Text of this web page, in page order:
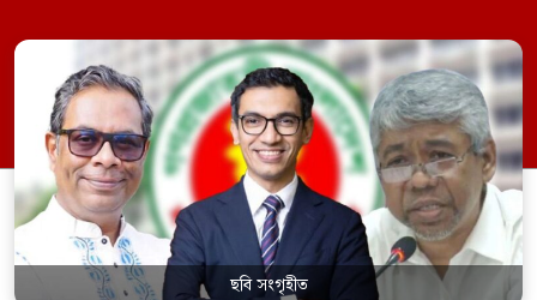
কল্যাণমন্ত্রী এবং সদস্য সচিব থাকবেন স্বাস্থ্য ও
পরিবার কল্যাণ মন্ত্রণালয়ের সচিব। একই সঙ্গে
স্বাস্থ্য প্রতিমন্ত্রী, বাংলাদেশ বিনিয়োগ উন্নয়ন
কর্তৃপক্ষ (বিডা)-এর নির্বাহী চেয়ারম্যান এবং
জাতীয় […]
ছবি সংগৃহীত